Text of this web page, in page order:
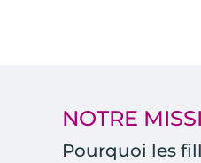
NOTRE
Pourquoi les